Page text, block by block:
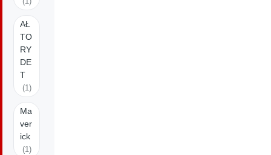
AŁ
TO
RY
DE
T
(1)
Ma
ver
ick
(1)